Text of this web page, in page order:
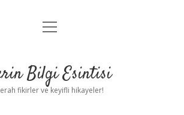
Anasayfa
Yasal Uyarı
menüyü
Bilgi Esintisi
fikirler ve keyifli hikayeler!